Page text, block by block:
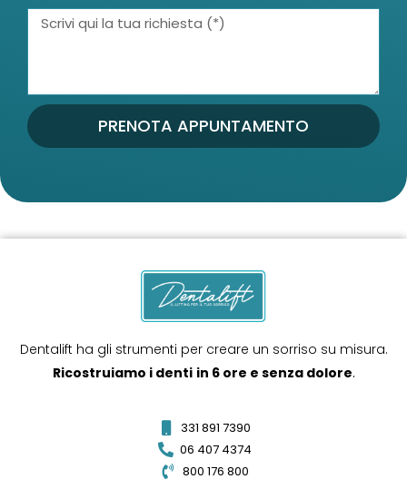
PRENOTA APPUNTAMENTO
Dentalift ha gli strumenti per creare un sorriso su misura.
Ricostruiamo i denti in 6 ore e senza dolore.
331 891 7390
06 407 4374
800 176 800